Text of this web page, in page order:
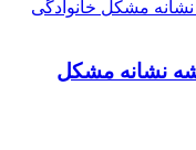
نشانه مشکل